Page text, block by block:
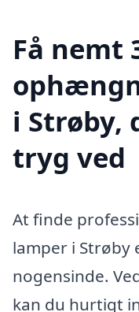
Få nemt
i Strøby,
tryg ved
At finde
lamper i Strøby
nogensinde.
kan du hurtigt